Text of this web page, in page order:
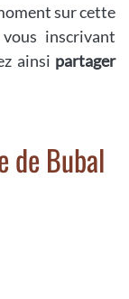
sur cette
inscrivant
ainsi partager
de Bubal